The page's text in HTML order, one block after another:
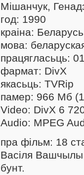
Мішанчук,
год: 1990
краіна:
мова:
працягласьць:
фармат: DivX
якасьць: TVRip
памер: 966 Мб
Video: DivX 6
Audio: MPEG
пра фільм: 18
Васіля
бунт.